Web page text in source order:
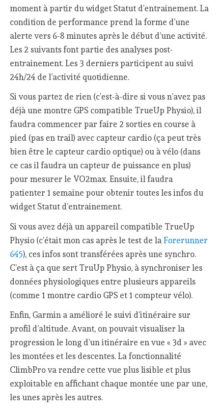
moment à partir du widget Statut d’entrainement. La
condition de performance prend la forme d’une
alerte vers 6-8 minutes après le début d’une activité.
Les 2 suivants font partie des analyses post-
entrainement. Les 3 derniers participent au suivi
24h/24 de l’activité quotidienne.
Si vous partez de rien (c’est-à-dire si vous n’avez pas
déjà une montre GPS compatible TrueUp Physio), il
faudra commencer par faire 2 sorties en course à
pied (pas en trail) avec capteur cardio (ça peut très
bien être le capteur cardio optique) ou à vélo (dans
ce cas il faudra un capteur de puissance en plus)
pour mesurer le VO2max. Ensuite, il faudra
patienter 1 semaine pour obtenir toutes les infos du
widget Statut d’entrainement.
Si vous avez déjà un appareil compatible TrueUp
Physio (c’était mon cas après le test de laForerunner
645), ces infos sont transférées après une synchro.
C’est à ça que sert TruUp Physio, à synchroniser les
données physiologiques entre plusieurs appareils
(comme 1 montre cardio GPS et 1 compteur vélo).
Enfin, Garmin a amélioré le suivi d’itinéraire sur
profil d’altitude. Avant, on pouvait visualiser la
progression le long d’un itinéraire en vue « 3d » avec
les montées et les descentes. La fonctionnalité
ClimbPro va rendre cette vue plus lisible et plus
exploitable en affichant chaque montée une par une,
les unes après les autres.